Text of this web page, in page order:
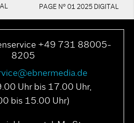
PAGE N° 01 2025 DIGITAL
+49 731 88005-
8205
Uhr bis 17.00 Uhr,
bis 15.00 Uhr)